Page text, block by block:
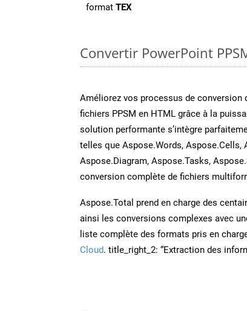
format TEX
Convertir PowerPoint
Améliorez vos processus de conversion
fichiers PPSM en HTML grâce à la
solution performante s’intègre
telles que Aspose.Words, Aspose.Cells,
Aspose.Diagram, Aspose.Tasks,
conversion complète de fichiers
Aspose.Total prend en charge des
ainsi les conversions complexes avec
liste complète des formats pris en
Cloud. title_right_2: “Extraction des